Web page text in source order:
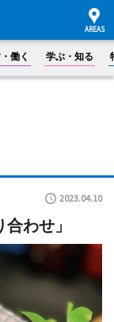
働く 学ぶ・知る
2023.04.10
わせ」